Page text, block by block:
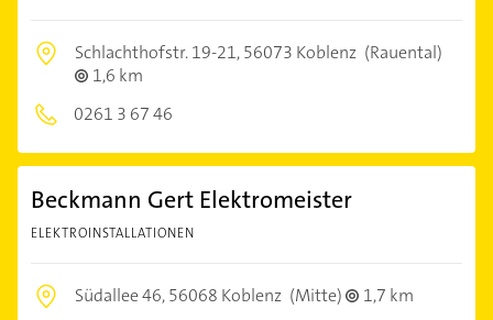
Schlachthofstr. 19-21,56073 Koblenz (Rauental)
1,6 km
0261 3 67 46
Beckmann Gert Elektromeister
ELEKTROINSTALLATIONEN
Südallee 46,56068 Koblenz (Mitte)
1,7 km